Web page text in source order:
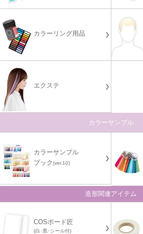
カラーリング用品
エクステ
カラーサンプル
カラーサンプル
ブック(ver.10)
造形関連アイテム
COSボード匠
(白･黒･シール付)